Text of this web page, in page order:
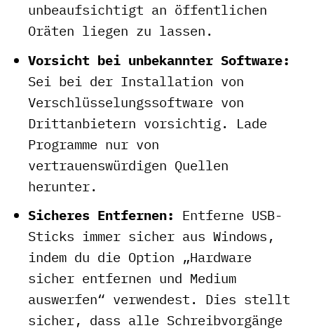
unbeaufsichtigt an öffentlichen
Oräten liegen zu lassen.
Vorsicht bei unbekannter Software:
Sei bei der Installation von
Verschlüsselungssoftware von
Drittanbietern vorsichtig. Lade
Programme nur von
vertrauenswürdigen Quellen
herunter.
Sicheres Entfernen: Entferne USB-
Sticks immer sicher aus Windows,
indem du die Option „Hardware
sicher entfernen und Medium
auswerfen“ verwendest. Dies stellt
sicher, dass alle Schreibvorgänge